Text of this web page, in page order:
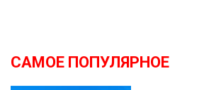
САМОЕ ПОПУЛЯРНОЕ